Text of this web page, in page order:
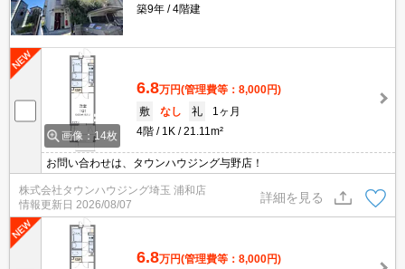
築9年
4階建
画像：14枚
6.8万円(管理費等：8,000円)
敷
なし 礼
1ヶ月
4階
1K 21.11m²
お問い合わせは、タウンハウジング与野店！
株式会社タウンハウジング埼玉 浦和店
情報更新日 2026/08/07
詳細を見る
6.8万円(管理費等：8,000円)